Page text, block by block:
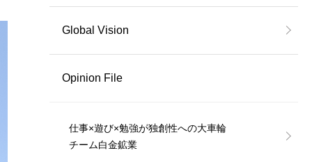
Global Vision
Opinion File
仕事×遊び×勉強が独創性への大車輪
チーム白金鉱業